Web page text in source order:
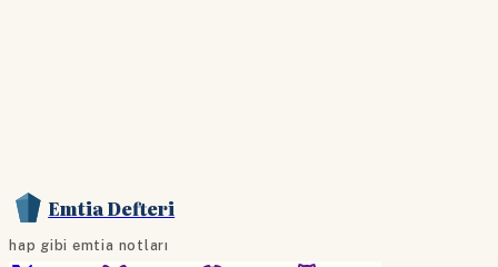
Emtia Defteri
hap gibi emtia notları